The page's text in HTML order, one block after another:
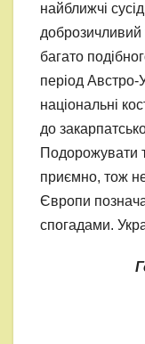
найближчі
доброзичливий
багато
період Австро-
національні
до
Подорожувати
приємно, тож
Європи
спогадами.